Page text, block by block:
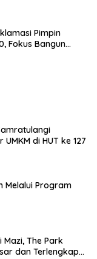
Pimpin
Fokus Bangun
di HUT ke 127
Melalui Program
The Park
dan Terlengkap